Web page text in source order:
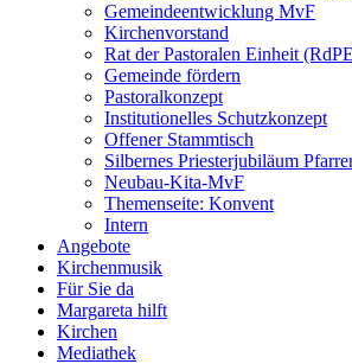
Gemeindeentwicklung MvF
Kirchenvorstand
Rat der Pastoralen Einheit
Gemeinde fördern
Pastoralkonzept
Institutionelles Schutzkonzept
Offener Stammtisch
Silbernes Priesterjubiläum
Neubau-Kita-MvF
Themenseite: Konvent
Intern
Angebote
Kirchenmusik
Für Sie da
Margareta hilft
Kirchen
Mediathek